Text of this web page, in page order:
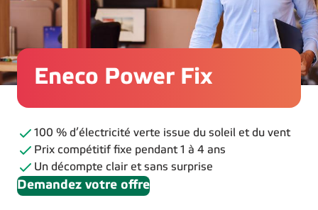
Eneco Power Fix
100 % d’électricité verte issue du soleil et du vent
Prix compétitif fixe pendant 1 à 4 ans
Un décompte clair et sans surprise
Demandez votre offre